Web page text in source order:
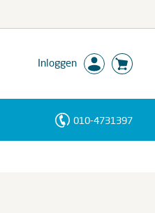
Inloggen
010-4731397